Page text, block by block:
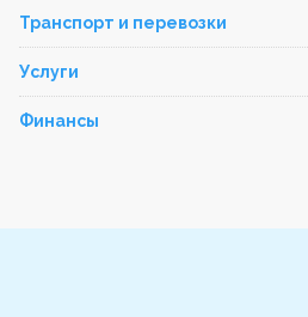
Транспорт и перевозки
Услуги
Финансы